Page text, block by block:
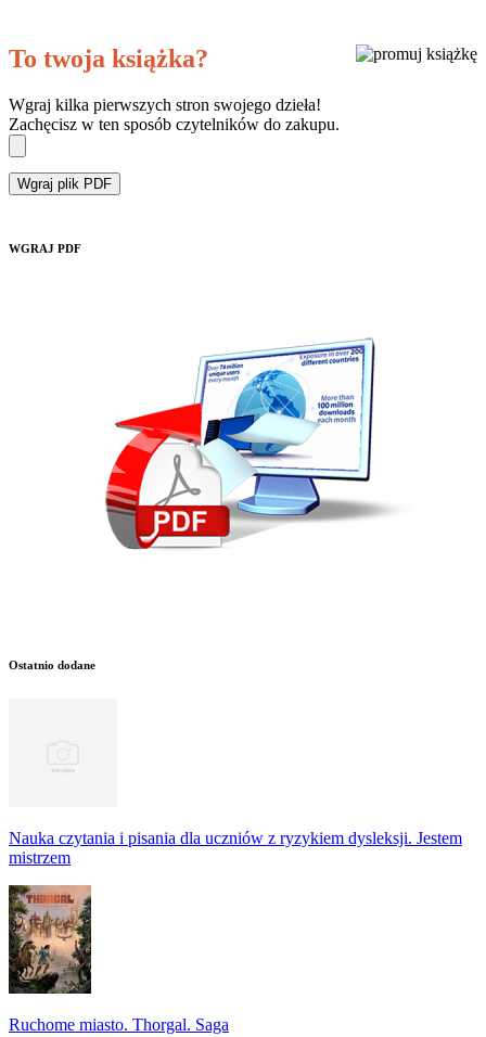
To twoja książka?
Wgraj kilka pierwszych stron swojego dzieła!
Zachęcisz w ten sposób czytelników do zakupu.
Wgraj plik PDF
WGRAJ PDF
Ostatnio dodane
Nauka czytania i pisania dla uczniów z ryzykiem dysleksji. Jestem
mistrzem
Ruchome miasto. Thorgal. Saga